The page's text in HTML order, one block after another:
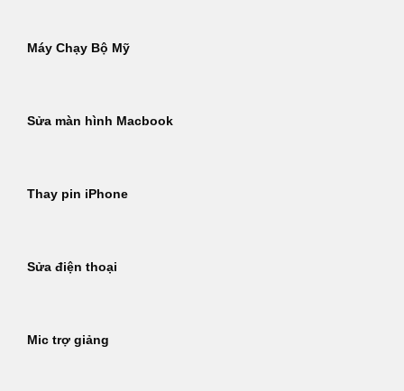
Máy Chạy Bộ Mỹ
Sửa màn hình Macbook
Thay pin iPhone
Sửa điện thoại
Mic trợ giảng